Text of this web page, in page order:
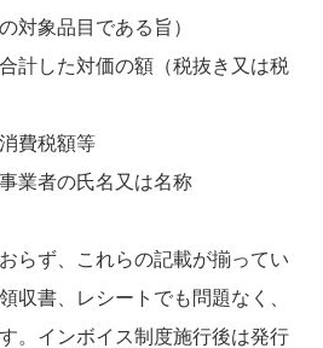
対象品目である旨）
計した対価の額（税抜き又は税
費税額等
業者の氏名又は名称
らず、これらの記載が揃ってい
収書、レシートでも問題なく、
。インボイス制度施行後は発行